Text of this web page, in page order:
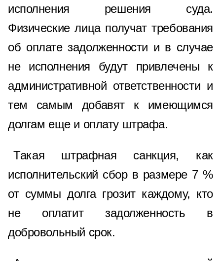
исполнения решения суда.
Физические лица получат требования
об оплате задолженности и в случае
не исполнения будут привлечены к
административной ответственности и
тем самым добавят к имеющимся
долгам еще и оплату штрафа.
Такая штрафная санкция, как
исполнительский сбор в размере 7 %
от суммы долга грозит каждому, кто
не оплатит задолженность в
добровольный срок.